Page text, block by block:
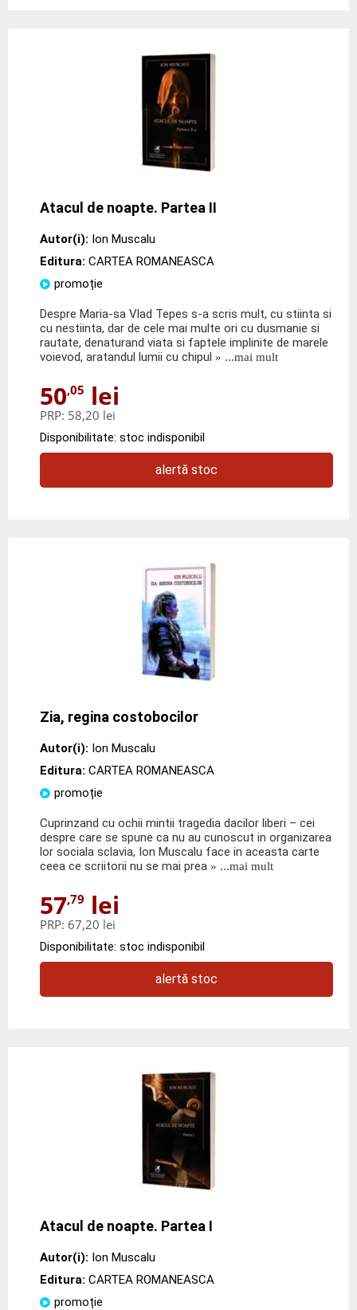
Atacul de noapte. Partea II
Autor(i): Ion Muscalu
Editura: CARTEA ROMANEASCA
promoție
Despre Maria-sa Vlad Tepes s-a scris mult, cu stiinta si
cu nestiinta, dar de cele mai multe ori cu dusmanie si
rautate, denaturand viata si faptele implinite de marele
voievod, aratandul lumii cu chipul » ...mai mult
50,05 lei
PRP: 58,20 lei
Disponibilitate: stoc indisponibil
alertă stoc
Zia, regina costobocilor
Autor(i): Ion Muscalu
Editura: CARTEA ROMANEASCA
promoție
Cuprinzand cu ochii mintii tragedia dacilor liberi – cei
despre care se spune ca nu au cunoscut in organizarea
lor sociala sclavia, Ion Muscalu face in aceasta carte
ceea ce scriitorii nu se mai prea » ...mai mult
57,79 lei
PRP: 67,20 lei
Disponibilitate: stoc indisponibil
alertă stoc
Atacul de noapte. Partea I
Autor(i): Ion Muscalu
Editura: CARTEA ROMANEASCA
promoție